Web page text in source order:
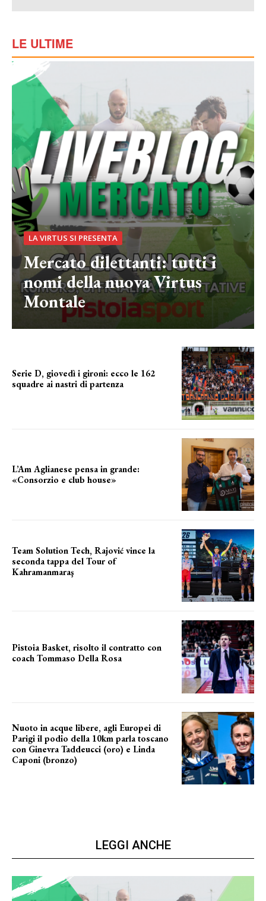
LE ULTIME
LA VIRTUS SI PRESENTA
Mercato dilettanti: tutti i
nomi della nuova Virtus
Montale
Serie D, giovedì i gironi: ecco le 162
squadre ai nastri di partenza
L’Am Aglianese pensa in grande:
«Consorzio e club house»
Team Solution Tech, Rajović vince la
seconda tappa del Tour of
Kahramanmaraş
Pistoia Basket, risolto il contratto con
coach Tommaso Della Rosa
Nuoto in acque libere, agli Europei di
Parigi il podio della 10km parla toscano
con Ginevra Taddeucci (oro) e Linda
Caponi (bronzo)
LEGGI ANCHE